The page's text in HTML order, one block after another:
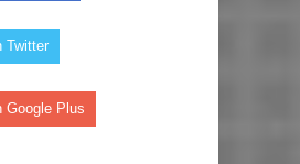
Twitter
Google Plus